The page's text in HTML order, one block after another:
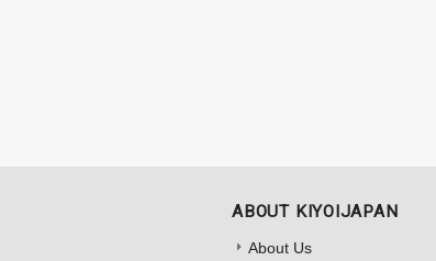
ABOUT KIYOIJAPAN
About Us